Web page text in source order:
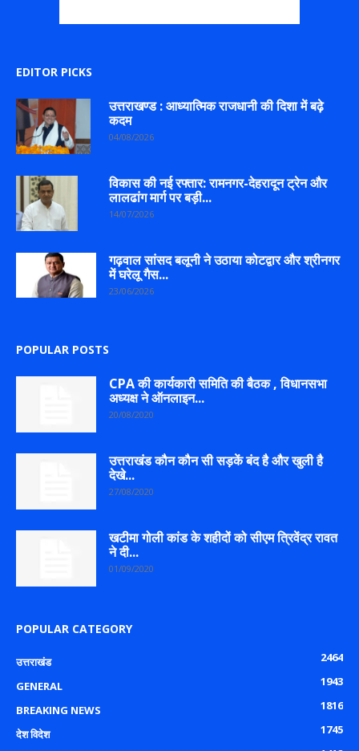
EDITOR PICKS
उत्तराखण्ड : आध्यात्मिक राजधानी की दिशा में बढ़े
कदम
04/08/2026
विकास की नई रफ्तार: रामनगर-देहरादून ट्रेन और
लालढांग मार्ग पर बड़ी...
14/07/2026
गढ़वाल सांसद बलूनी ने उठाया कोटद्वार और श्रीनगर
में घरेलू गैस...
23/06/2026
POPULAR POSTS
CPA की कार्यकारी समिति की बैठक , विधानसभा
अध्यक्ष ने ऑनलाइन...
20/08/2020
उत्तराखंड कौन कौन सी सड़कें बंद है और खुली है
देखे...
27/08/2020
खटीमा गोली कांड के शहीदों को सीएम त्रिवेंद्र रावत
ने दी...
01/09/2020
POPULAR CATEGORY
उत्तराखंड
2464
GENERAL
1943
BREAKING NEWS
1816
देश विदेश
1745